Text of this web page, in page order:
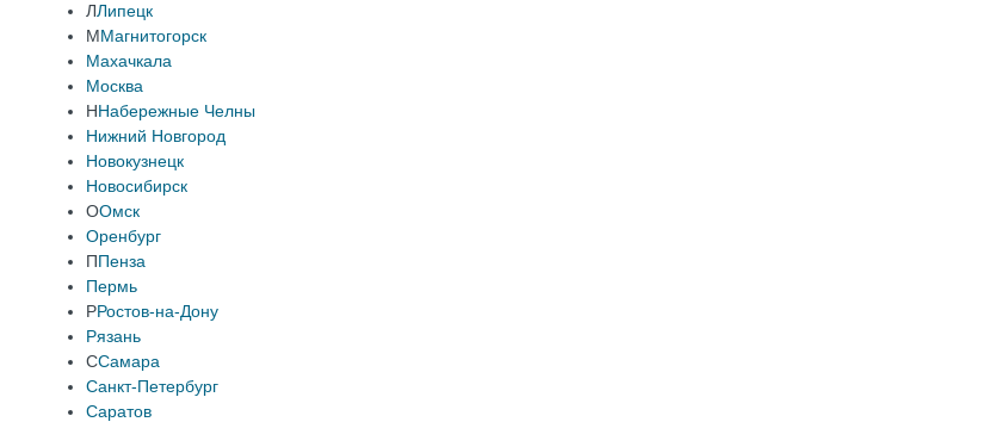
ЛЛипецк
ММагнитогорск
Махачкала
Москва
ННабережные Челны
Нижний Новгород
Новокузнецк
Новосибирск
ООмск
Оренбург
ППенза
Пермь
РРостов-на-Дону
Рязань
ССамара
Санкт-Петербург
Саратов